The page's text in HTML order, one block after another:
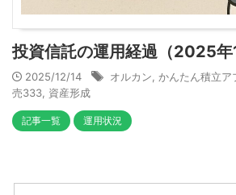
投資信託の運用経過（2025年
2025/12/14 オルカン かんたん積立ア
売333 資産形成
記事一覧 運用状況